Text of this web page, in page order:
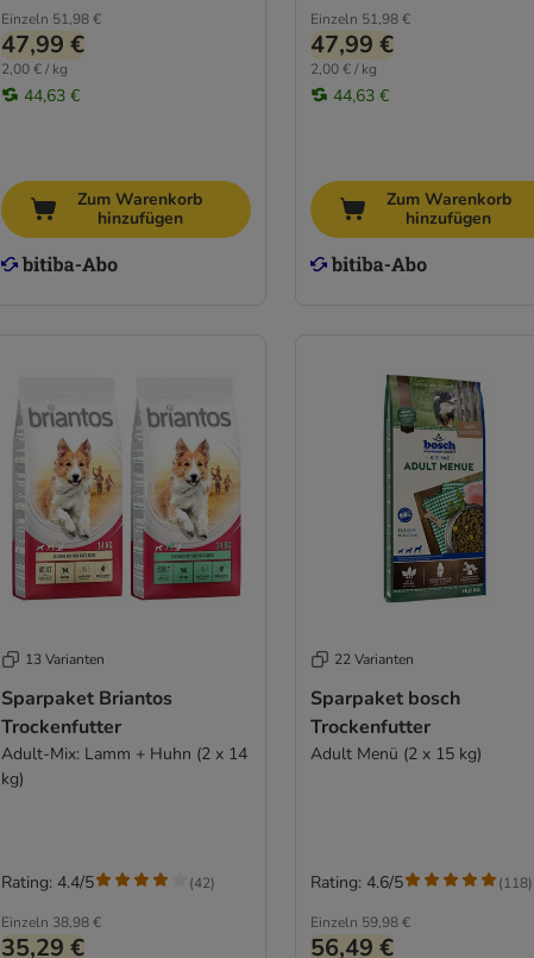
Einzeln 51,98 €
47,99 €
2,00 € / kg
44,63 €
Zum Warenkorb
hinzufügen
Einzeln 51,98 €
47,99 €
2,00 € / kg
44,63 €
Zum Warenkorb
hinzufügen
13 Varianten
Sparpaket Briantos
Trockenfutter
Adult-Mix: Lamm + Huhn (2 x 14
kg)
Einzeln 38,98 €
35,29 €
Rating: 4.4/5 (42)
22 Varianten
Sparpaket bosch
Trockenfutter
Adult Menü (2 x 15 kg)
Einzeln 59,98 €
56,49 €
Rating: 4.6/5 (118)